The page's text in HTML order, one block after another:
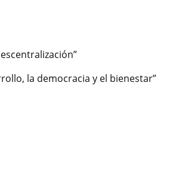
la democracia y el bienestar”